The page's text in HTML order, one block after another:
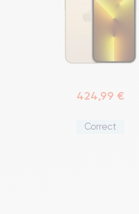
424,99 €
Correct